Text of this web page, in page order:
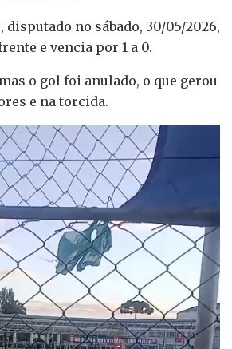
disputado no sábado, 30/05/2026,
e vencia por 1 a 0.
o gol foi anulado, o que gerou
e na torcida.